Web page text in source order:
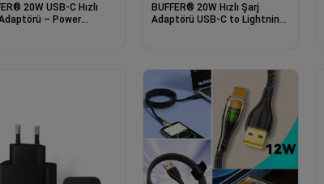
20W USB-C Hızlı
– Power
BUFFER® 20W Hızlı Şarj
Adaptörü USB-C to Lightning